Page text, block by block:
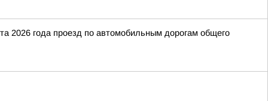
2026 года проезд по автомобильным дорогам общего